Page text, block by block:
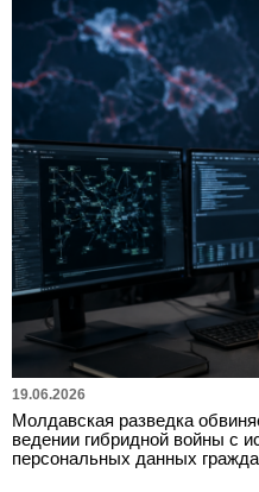
19.06.2026
Молдавская разведка
ведении гибридной войны с
персональных данных